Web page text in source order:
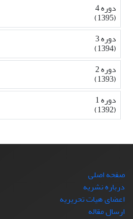
دوره 4
(1395)
دوره 3
(1394)
دوره 2
(1393)
دوره 1
(1392)
صفحه اصلی
درباره نشریه
اعضای هیات تحریریه
ارسال مقاله